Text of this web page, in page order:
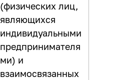
(физических лиц,
являющихся
индивидуальными
предпринимателя
ми) и
взаимосвязанных